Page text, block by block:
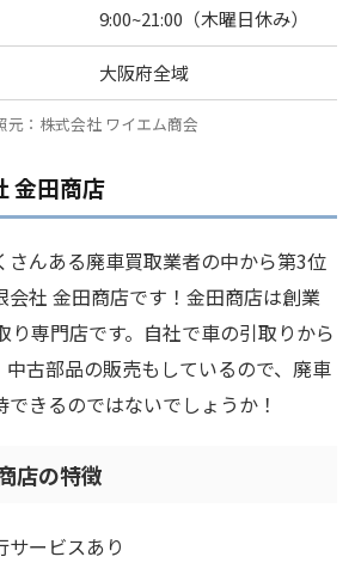
9:00~21:00（木曜日休み）
大阪府全域
元：株式会社 ワイエム商会
金田商店
さんある廃車買取業者の中から第3位
会社 金田商店です！金田商店は創業
り専門店です。自社で車の引取りから
古部品の販売もしているので、廃車
きるのではないでしょうか！
店の特徴
サービスあり